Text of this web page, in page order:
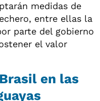
medidas de
entre ellas la
parte del gobierno
el valor
en las